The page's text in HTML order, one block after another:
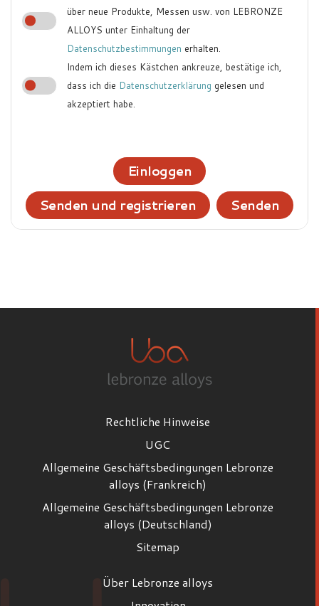
über neue Produkte, Messen usw. von LEBRONZE
ALLOYS unter Einhaltung der
Datenschutzbestimmungen erhalten.
Indem ich dieses Kästchen ankreuze, bestätige ich,
dass ich die Datenschutzerklärung gelesen und
akzeptiert habe.
Einloggen
Senden und registrieren
Senden
Rechtliche Hinweise
UGC
Allgemeine Geschäftsbedingungen Lebronze
alloys (Frankreich)
Allgemeine Geschäftsbedingungen Lebronze
alloys (Deutschland)
Sitemap
Über Lebronze alloys